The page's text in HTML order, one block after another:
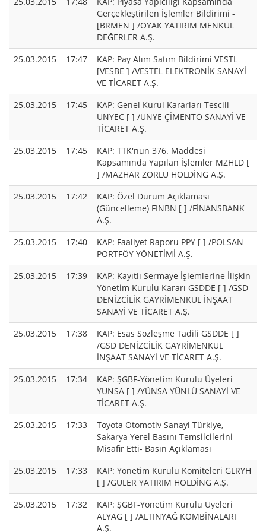
Gerçekleştirilen İşlemler Bildirimi -
[BRMEN ] /OYAK YATIRIM MENKUL
DEĞERLER A.Ş.
25.03.2015
17:47
KAP: Pay Alım Satım Bildirimi VESTL
[VESBE ] /VESTEL ELEKTRONİK SANAYİ
VE TİCARET A.Ş.
25.03.2015
17:45
KAP: Genel Kurul Kararları Tescili
UNYEC [ ] /ÜNYE ÇİMENTO SANAYİ VE
TİCARET A.Ş.
25.03.2015
17:45
KAP: TTK'nun 376. Maddesi
Kapsamında Yapılan İşlemler MZHLD [
] /MAZHAR ZORLU HOLDİNG A.Ş.
25.03.2015
17:42
KAP: Özel Durum Açıklaması
(Güncelleme) FINBN [ ] /FİNANSBANK
A.Ş.
25.03.2015
17:40
KAP: Faaliyet Raporu PPY [ ] /POLSAN
PORTFÖY YÖNETİMİ A.Ş.
25.03.2015
17:39
KAP: Kayıtlı Sermaye İşlemlerine İlişkin
Yönetim Kurulu Kararı GSDDE [ ] /GSD
DENİZCİLİK GAYRİMENKUL İNŞAAT
SANAYİ VE TİCARET A.Ş.
25.03.2015
17:38
KAP: Esas Sözleşme Tadili GSDDE [ ]
/GSD DENİZCİLİK GAYRİMENKUL
İNŞAAT SANAYİ VE TİCARET A.Ş.
25.03.2015
17:34
KAP: ŞGBF-Yönetim Kurulu Üyeleri
YUNSA [ ] /YÜNSA YÜNLÜ SANAYİ VE
TİCARET A.Ş.
25.03.2015
17:33
Toyota Otomotiv Sanayi Türkiye,
Sakarya Yerel Basını Temsilcilerini
Misafir Etti- Basın Açıklaması
25.03.2015
17:33
KAP: Yönetim Kurulu Komiteleri GLRYH
[ ] /GÜLER YATIRIM HOLDİNG A.Ş.
25.03.2015
17:32
KAP: ŞGBF-Yönetim Kurulu Üyeleri
ALYAG [ ] /ALTINYAĞ KOMBİNALARI
A.Ş.